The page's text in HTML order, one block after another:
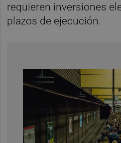
requieren inversiones
plazos de ejecución.